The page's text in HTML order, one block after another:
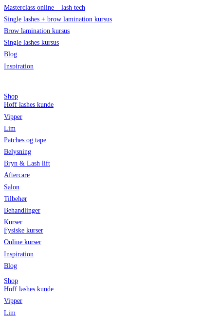
Masterclass online – lash tech
Single lashes + brow lamination kursus
Brow lamination kursus
Single lashes kursus
Blog
Inspiration
Shop
Hoff lashes kunde
Vipper
Lim
Patches og tape
Belysning
Bryn & Lash lift
Aftercare
Salon
Tilbehør
Behandlinger
Kurser
Fysiske kurser
Online kurser
Inspiration
Blog
Shop
Hoff lashes kunde
Vipper
Lim